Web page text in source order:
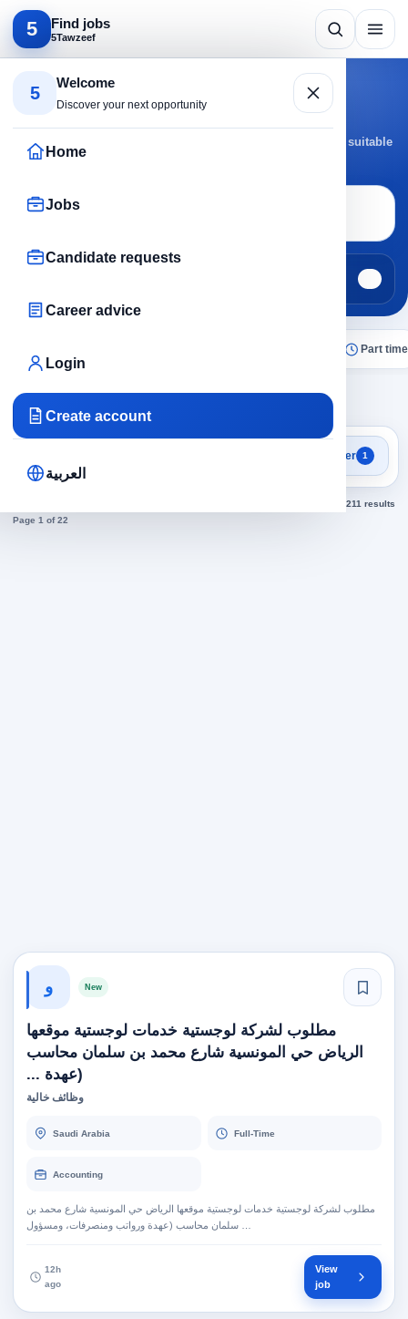
5 Find jobs
5Tawzeef
5
Welcome
Discover your next opportunity
Home
Jobs
Candidate requests
Career advice
Login
Create account
العربية
Search by specialty
Accounting jobs
Browse Accounting jobs by active cities and roles to reach suitable
opportunities faster.
Part time
Accounting× Clear all
Focused search results
Accounting jobs Filter 1
211 results
Page 1 of 22
و New
مطلوب لشركة لوجستية خدمات لوجستية موقعها
الرياض حي المونسية شارع محمد بن سلمان محاسب
(عهدة ...
وظائف خالية
Saudi Arabia Full-Time
Accounting
مطلوب لشركة لوجستية خدمات لوجستية موقعها الرياض حي المونسية شارع محمد بن
12h
ago
View
job